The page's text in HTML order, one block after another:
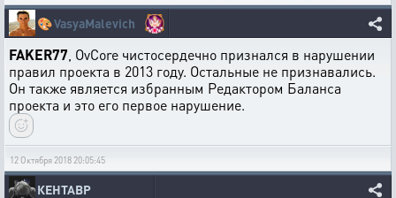
🎨VasyaMalevich
FAKER77 , OvCore чистосердечно признался в нарушении
правил проекта в 2013 году. Остальные не признавались.
Он также является избранным Редактором Баланса
проекта и это его первое нарушение.
12 Октября 2018 20:05:45
КЕНТАВР